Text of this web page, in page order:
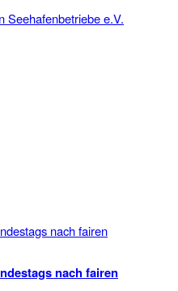
Seehafenbetriebe e.V.
nach fairen